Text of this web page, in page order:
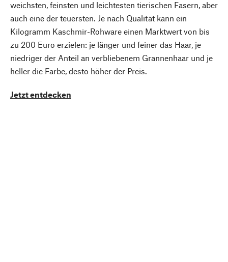
weichsten, feinsten und leichtesten tierischen Fasern, aber
auch eine der teuersten. Je nach Qualität kann ein
Kilogramm Kaschmir-Rohware einen Marktwert von bis
zu 200 Euro erzielen: je länger und feiner das Haar, je
niedriger der Anteil an verbliebenem Grannenhaar und je
heller die Farbe, desto höher der Preis.
Jetzt entdecken